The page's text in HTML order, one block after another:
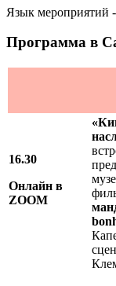
Язык мероприятий -
Программа в
16.30
Онлайн в
ZOOM